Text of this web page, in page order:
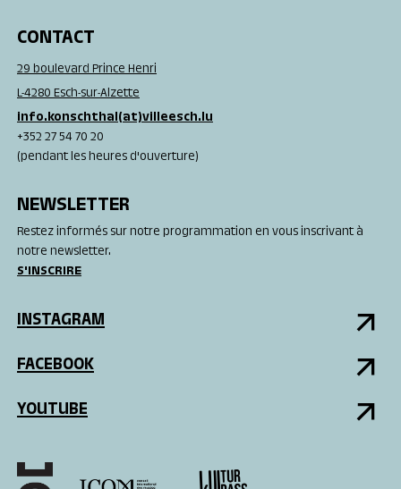
CONTACT
29 boulevard Prince Henri
L-4280 Esch-sur-Alzette
info.konschthal(at)villeesch.lu
+352 27 54 70 20
(pendant les heures d'ouverture)
NEWSLETTER
Restez informés sur notre programmation en vous inscrivant à
notre newsletter.
S'INSCRIRE
INSTAGRAM
FACEBOOK
YOUTUBE